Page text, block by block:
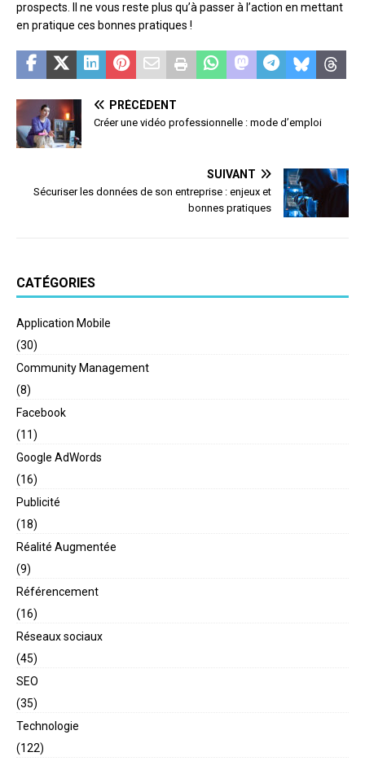
prospects. Il ne vous reste plus qu’à passer à l’action en mettant
en pratique ces bonnes pratiques !
PRÉCÉDENT
Créer une vidéo professionnelle : mode d’emploi
SUIVANT
Sécuriser les données de son entreprise : enjeux et
bonnes pratiques
CATÉGORIES
Application Mobile
(30)
Community Management
(8)
Facebook
(11)
Google AdWords
(16)
Publicité
(18)
Réalité Augmentée
(9)
Référencement
(16)
Réseaux sociaux
(45)
SEO
(35)
Technologie
(122)